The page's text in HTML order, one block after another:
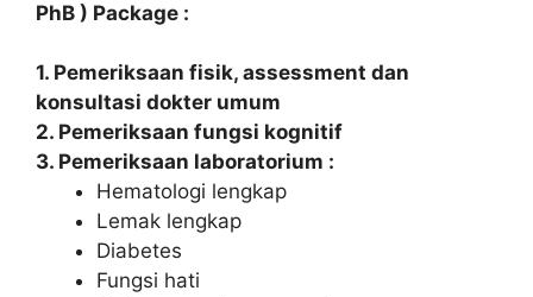
PhB ) Package :
1. Pemeriksaan fisik, assessment dan
konsultasi dokter umum
2. Pemeriksaan fungsi kognitif
3. Pemeriksaan laboratorium :
Hematologi lengkap
Lemak lengkap
Diabetes
Fungsi hati